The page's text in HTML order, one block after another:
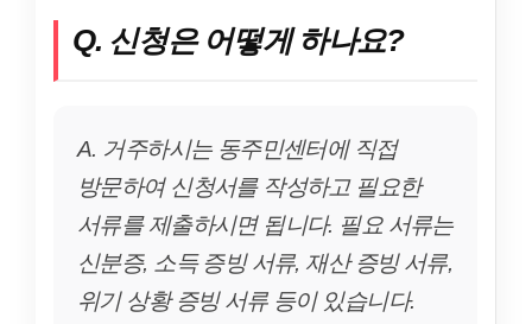
Q. 신청은 어떻게 하나요?
A. 거주하시는 동주민센터에 직접
방문하여 신청서를 작성하고 필요한
서류를 제출하시면 됩니다. 필요 서류는
신분증, 소득 증빙 서류, 재산 증빙 서류,
위기 상황 증빙 서류 등이 있습니다.